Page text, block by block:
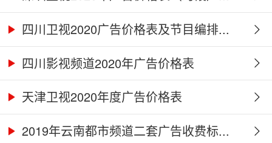
四川卫视2020广告价格表及节目编排...
四川影视频道2020年广告价格表
天津卫视2020年度广告价格表
2019年云南都市频道二套广告收费标...